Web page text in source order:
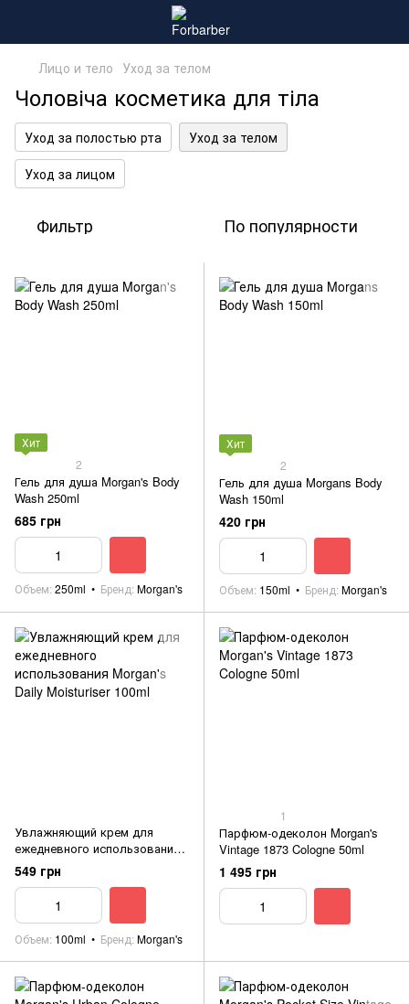
Лицо и тело Уход за телом
Чоловіча косметика для тіла
Уход за полостью рта
Уход за телом
Уход за лицом
Фильтр По популярности
Хит
2
Гель для душа Morgan's Body
Wash 250ml
685 грн
Объем 250ml Бренд Morgan's
Хит
2
Гель для душа Morgans Body
Wash 150ml
420 грн
Объем 150ml Бренд Morgan's
Увлажняющий крем для
ежедневного использования
Morgan's Daily Moisturiser
100ml
549 грн
Объем 100ml Бренд Morgan's
1
Парфюм-одеколон Morgan's
Vintage 1873 Cologne 50ml
1 495 грн